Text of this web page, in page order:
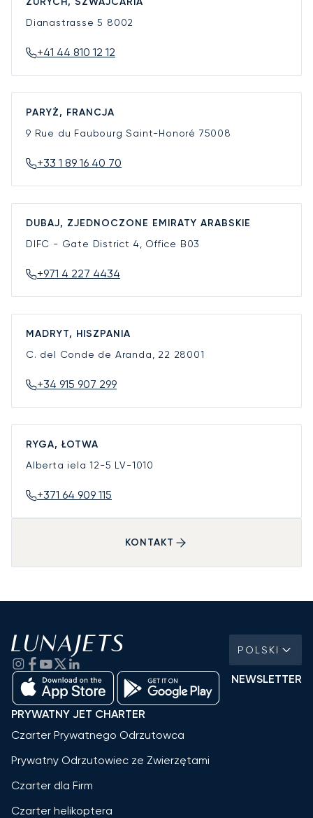
Dianastrasse 5 8002
+41 44 810 12 12
PARYŻ, FRANCJA
9 Rue du Faubourg Saint-Honoré 75008
+33 1 89 16 40 70
DUBAJ, ZJEDNOCZONE EMIRATY ARABSKIE
DIFC - Gate District 4, Office B03
+971 4 227 4434
MADRYT, HISZPANIA
C. del Conde de Aranda, 22 28001
+34 915 907 299
RYGA, ŁOTWA
Alberta iela 12-5 LV-1010
+371 64 909 115
KONTAKT
POLSKI
NEWSLETTER
PRYWATNY JET CHARTER
Czarter Prywatnego Odrzutowca
Prywatny Odrzutowiec ze Zwierzętami
Czarter dla Firm
Czarter helikoptera